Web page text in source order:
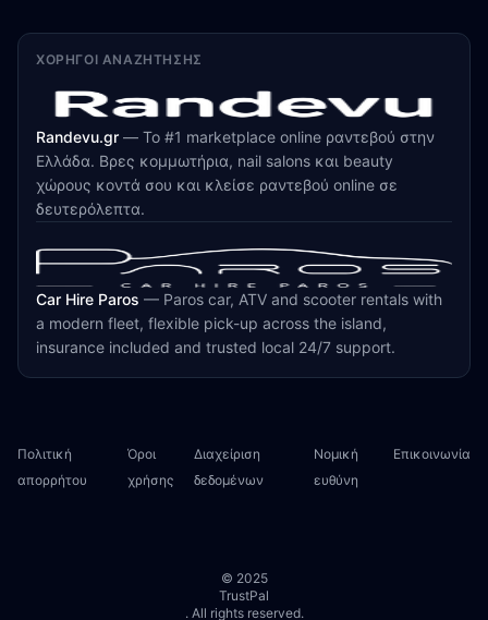
ΧΟΡΗΓΟΊ ΑΝΑΖΉΤΗΣΗΣ
Randevu.gr — Το #1 marketplace online ραντεβού στην
Ελλάδα. Βρες κομμωτήρια, nail salons και beauty
χώρους κοντά σου και κλείσε ραντεβού online σε
δευτερόλεπτα.
Car Hire Paros — Paros car, ATV and scooter rentals with
a modern fleet, flexible pick-up across the island,
insurance included and trusted local 24/7 support.
Πολιτική
απορρήτου
Όροι
χρήσης
Διαχείριση
δεδομένων
Νομική
ευθύνη
Επικοινωνία
© 2025
TrustPal
. All rights reserved.